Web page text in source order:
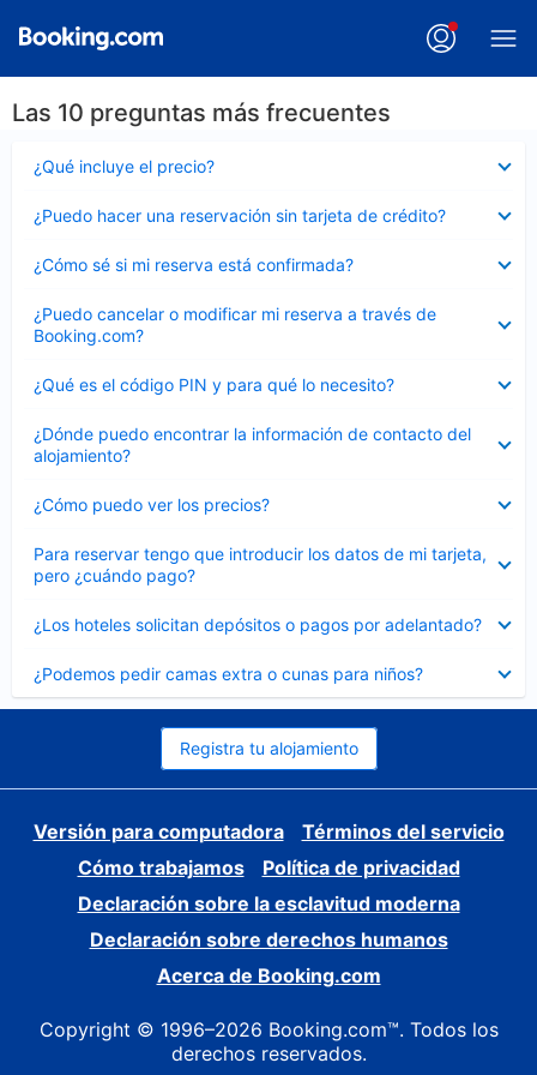
Las 10 preguntas más frecuentes
¿Qué incluye el precio?
cerrado
¿Puedo hacer una reservación sin tarjeta de crédito?
cerrado
¿Cómo sé si mi reserva está confirmada?
cerrado
¿Puedo cancelar o modificar mi reserva a través de
Booking.com?
cerrado
¿Qué es el código PIN y para qué lo necesito?
cerrado
¿Dónde puedo encontrar la información de contacto del
alojamiento?
cerrado
¿Cómo puedo ver los precios?
cerrado
Para reservar tengo que introducir los datos de mi tarjeta,
pero ¿cuándo pago?
cerrado
¿Los hoteles solicitan depósitos o pagos por adelantado?
cerrado
¿Podemos pedir camas extra o cunas para niños?
cerrado
Registra tu alojamiento
Versión para computadora
Términos del servicio
Cómo trabajamos
Política de privacidad
Declaración sobre la esclavitud moderna
Declaración sobre derechos humanos
Acerca de Booking.com
Copyright © 1996–2026 Booking.com™. Todos los
derechos reservados.